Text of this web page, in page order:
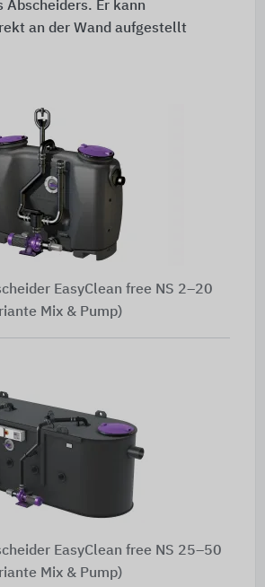
Abscheiders. Er kann
an der Wand aufgestellt
EasyClean free NS 2–20
Mix & Pump)
EasyClean free NS 25–50
Mix & Pump)